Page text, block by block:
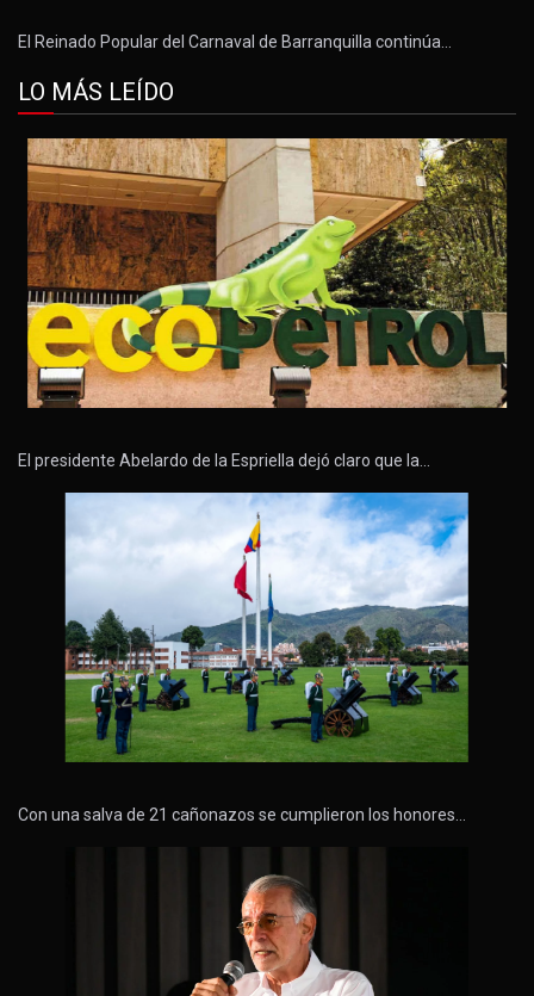
El Reinado Popular del Carnaval de Barranquilla continúa…
LO MÁS LEÍDO
El presidente Abelardo de la Espriella dejó claro que la…
Con una salva de 21 cañonazos se cumplieron los honores…